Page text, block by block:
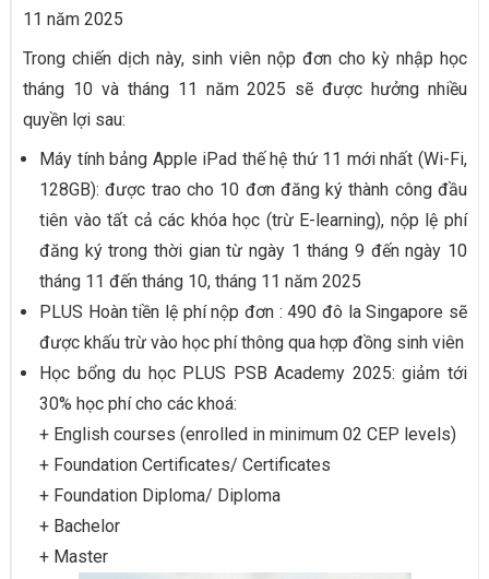
11 năm 2025
Trong chiến dịch này, sinh viên nộp đơn cho kỳ nhập học
tháng 10 và tháng 11 năm 2025 sẽ được hưởng nhiều
quyền lợi sau:
Máy tính bảng Apple iPad thế hệ thứ 11 mới nhất (Wi-Fi,
128GB): được trao cho 10 đơn đăng ký thành công đầu
tiên vào tất cả các khóa học (trừ E-learning), nộp lệ phí
đăng ký trong thời gian từ ngày 1 tháng 9 đến ngày 10
tháng 11 đến tháng 10, tháng 11 năm 2025
PLUS Hoàn tiền lệ phí nộp đơn : 490 đô la Singapore sẽ
được khấu trừ vào học phí thông qua hợp đồng sinh viên
Học bổng du học PLUS PSB Academy 2025: giảm tới
30% học phí cho các khoá:
+ English courses (enrolled in minimum 02 CEP levels)
+ Foundation Certificates/ Certificates
+ Foundation Diploma/ Diploma
+ Bachelor
+ Master